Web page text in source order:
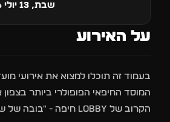
שבת, 13 יולי 2024
על האירוע
בעמוד זה תוכלו למצוא את אירועי
המוסד החיפאי הפופולרי ביותר
הקרוב של LOBBY חיפה - "בובה של שישי" לחצו על הלינק הבא.